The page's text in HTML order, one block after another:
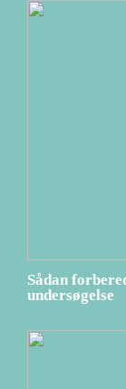
Sådan
undersøgelse